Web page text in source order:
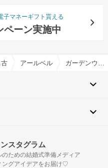
子マネーギフト貰える
ペーン実施中
屋市の結婚式場一覧
アールベルアンジェNagoya
スタグラム
ための結婚式準備メディア
ングアイデアをお届け♡